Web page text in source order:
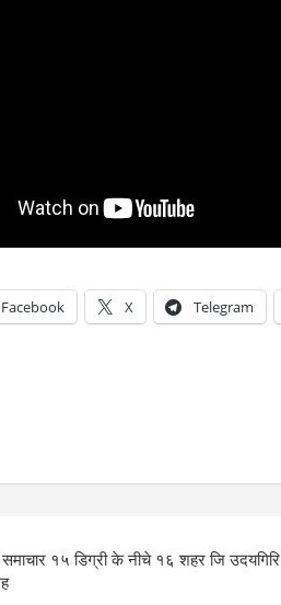
Facebook X Telegram
१५ डिग्री के नीचे १६ शहर जि उदयगिरि